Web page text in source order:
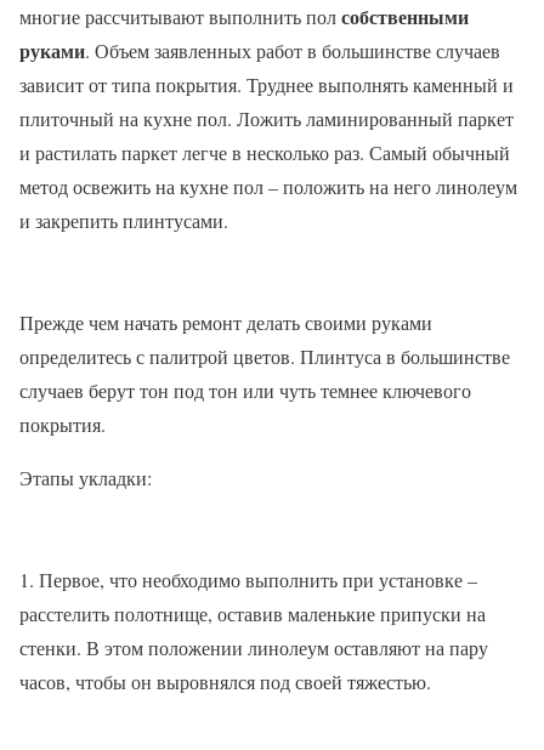
многие рассчитывают выполнить полсобственными
руками. Объем заявленных работ в большинстве случаев
зависит от типа покрытия. Труднее выполнять каменный и
плиточный на кухне пол. Ложить ламинированный паркет
и растилать паркет легче в несколько раз. Самый обычный
метод освежить на кухне пол – положить на него линолеум
и закрепить плинтусами.
Прежде чем начать ремонт делать своими руками
определитесь с палитрой цветов. Плинтуса в большинстве
случаев берут тон под тон или чуть темнее ключевого
покрытия.
Этапы укладки:
1. Первое, что необходимо выполнить при установке –
расстелить полотнище, оставив маленькие припуски на
стенки. В этом положении линолеум оставляют на пару
часов, чтобы он выровнялся под своей тяжестью.